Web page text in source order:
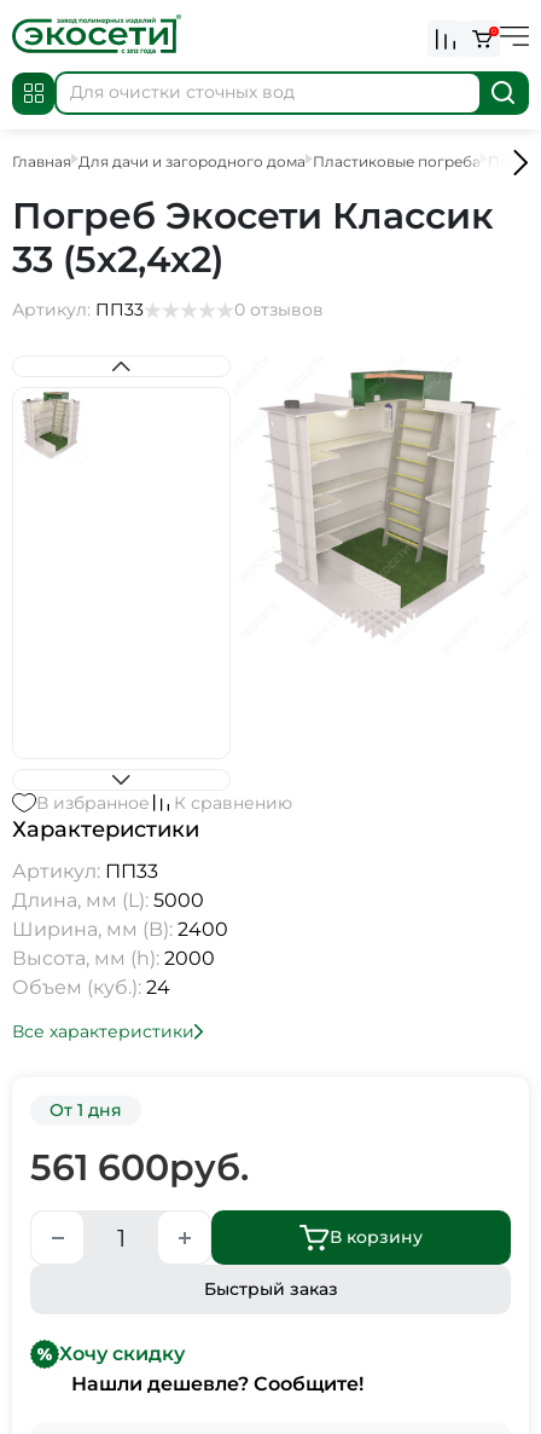
0
Главная Для дачи и загородного дома Пластиковые погреба
Погреб Экосети Классик
33 (5х2,4х2)
Артикул: ПП33 0 отзывов
В избранное К сравнению
Характеристики
Артикул: ПП33
Длина, мм (L): 5000
Ширина, мм (B): 2400
Высота, мм (h): 2000
Объем (куб.): 24
Все характеристики
От 1 дня
561 600руб.
В корзину
Быстрый заказ
Хочу скидку
Нашли дешевле? Сообщите!